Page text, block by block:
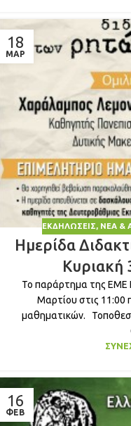
18
ΜΑΡ
ΕΚΔΗΛΏΣΕΙΣ, ΝΈΑ &
Ημερίδα
Κυριακή
Το παράρτημα της ΕΜΕ
Μαρτίου στις 11:00
μαθηματικών.
16
ΦΕΒ